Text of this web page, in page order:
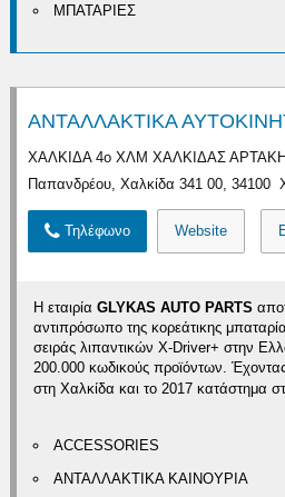
ΜΠΑΤΑΡΙΕΣ
ΑΝΤΑΛΛΑΚΤΙΚΑ
ΧΑΛΚΙΔΑ 4ο ΧΛΜ ΧΑΛΚΙΔΑΣ
Παπανδρέου, Χαλκίδα 341 00,
Τηλέφωνο Website
Η εταιρία GLYKAS AUTO PARTS
αντιπρόσωπο της κορεάτικης
σειράς λιπαντικών X-Driver+ στην
200.000 κωδικούς προϊόντων.
στη Χαλκίδα και το 2017 κατάστημα
ACCESSORIES
ΑΝΤΑΛΛΑΚΤΙΚΑ ΚΑΙΝΟΥΡΙΑ